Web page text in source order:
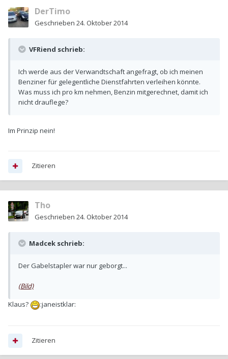
DerTimo
Geschrieben 24. Oktober 2014
VFRiend schrieb:
Ich werde aus der Verwandtschaft angefragt, ob ich meinen
Benziner für gelegentliche Dienstfahrten verleihen könnte.
Was muss ich pro km nehmen, Benzin mitgerechnet, damit ich
nicht drauflege?
Im Prinzip nein!
Zitieren
Tho
Geschrieben 24. Oktober 2014
Madcek schrieb:
Der Gabelstapler war nur geborgt...
(Bild)
Klaus?
:janeistklar:
Zitieren